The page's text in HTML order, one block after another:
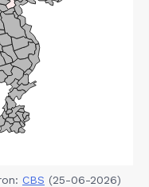
CBS (25-06-2026)